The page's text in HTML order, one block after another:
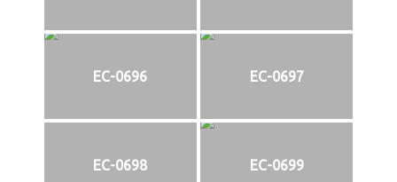
EC-0696 EC-0697
EC-0698 EC-0699